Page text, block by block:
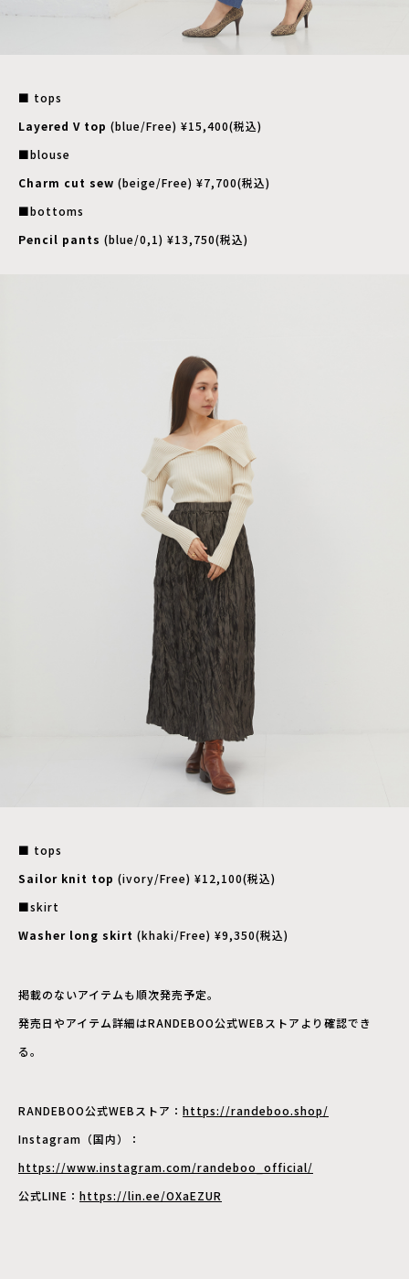
■ tops
Layered V top (blue/Free) ¥15,400(税込)
■blouse
Charm cut sew (beige/Free) ¥7,700(税込)
■bottoms
Pencil pants (blue/0,1) ¥13,750(税込)
■ tops
Sailor knit top (ivory/Free) ¥12,100(税込)
■skirt
Washer long skirt (khaki/Free) ¥9,350(税込)
掲載のないアイテムも順次発売予定。
発売日やアイテム詳細はRANDEBOO公式WEBストアより確認でき
る。
RANDEBOO公式WEBストア： https://randeboo.shop/
Instagram（国内）：
https://www.instagram.com/randeboo_official/
公式LINE： https://lin.ee/OXaEZUR